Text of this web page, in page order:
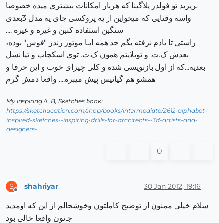
بریزید تو فولدر پلاگینا که هربار امکانات بیشتری میده خصوصا
واسه وقتایی که میخواین از یه پروکسی جای یه مدل 3بعدی
سنگین استفاده کنین و غیره و غیره ....
راستی تا یادم نرفته بگم جد همه اینا موتور رندر "فوس" بوده،
بعدش ک.ت. و تویلایتم همون ک.ت. توی اسکچاپ و تیا نسل
بعدیه...که از اول بازنویسی شده و کلی چیزای خوب و این حرفا و
همشو هم گیانیس پیش میبره.... واقعا دمش گرم
My inspiring A, B, Sketches book:
https://sketchucation.com/shop/books/intermediate/2612-alphabet-
inspired-sketches--inspiring-drills-for-architects--3d-artists-and-
designers-
0
S shahriyar 30 Jan 2012, 19:16
سلام خیلی ممنون از توضیح کاملتون وخوشحالم از این که اومدید
جاتون واقعا خالی بود